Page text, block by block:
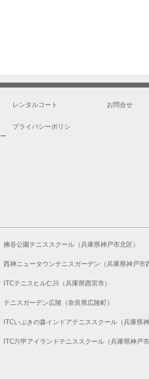
レンタルコート
プライバシーポリシ
ー
お問合せ
掖谷公園テニススクール（兵庫県神戸市北区）
西神ニュータウンテニスガーデン（兵庫県神戸市
ITCテニスヒル仁川（兵庫県西宮市）
テニスガーデン広陵（奈良県広陵町）
ITCいぶきの森インドアテニススクール（兵庫県神
ITC六甲アイランドテニススクール（兵庫県神戸市